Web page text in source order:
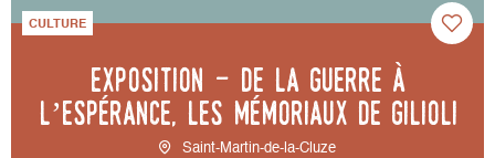
CULTURE
Exposition - De la guerre à
l’espérance, les mémoriaux de Gilioli
Saint-Martin-de-la-Cluze